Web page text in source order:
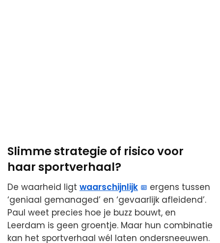
Slimme strategie of risico voor
haar sportverhaal?
De waarheid ligt waarschijnlijk
ergens tussen
‘geniaal gemanaged’ en ‘gevaarlijk afleidend’.
Paul weet precies hoe je buzz bouwt, en
Leerdam is geen groentje. Maar hun combinatie
kan het sportverhaal wél laten ondersneeuwen.